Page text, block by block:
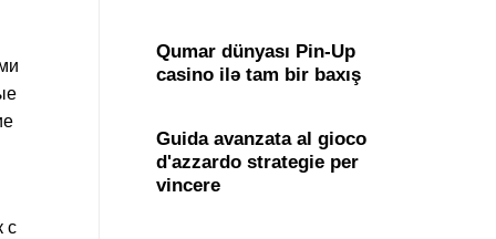
с
Qumar dünyası Pin-Up
casino ilə tam bir baxış
Guida avanzata al gioco
d'azzardo strategie per
vincere